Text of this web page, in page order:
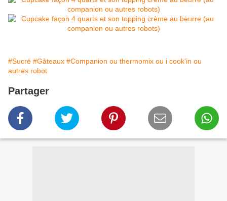
#Sucré #Gâteaux #Companion ou thermomix ou i cook'in ou
autres robot
Partager